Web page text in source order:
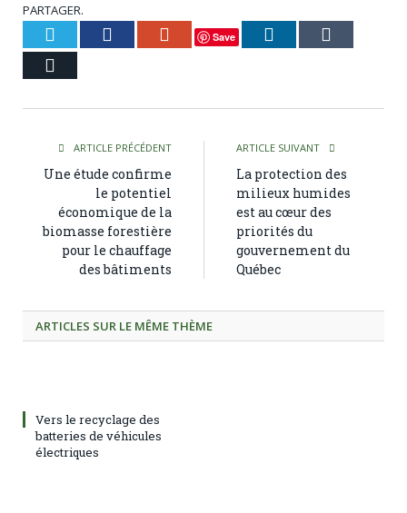
PARTAGER.
Twitter Facebook Google+
Save LinkedIn
ARTICLE PRÉCÉDENT
Une étude confirme
le potentiel
économique de la
biomasse forestière
pour le chauffage
des bâtiments
ARTICLE SUIVANT
La protection des
milieux humides
est au cœur des
priorités du
gouvernement du
Québec
ARTICLES SUR LE MÊME THÈME
Vers le recyclage des
batteries de véhicules
électriques